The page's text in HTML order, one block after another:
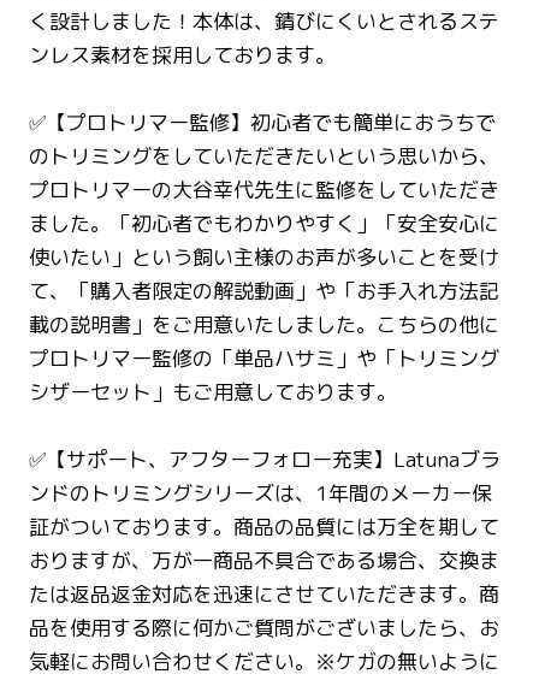
く設計しました！本体は、錆びにくいとされるステ
ンレス素材を採用しております。
✅【プロトリマー監修】初心者でも簡単におうちで
のトリミングをしていただきたいという思いから、
プロトリマーの大谷幸代先生に監修をしていただき
ました。「初心者でもわかりやすく」「安全安心に
使いたい」という飼い主様のお声が多いことを受け
て、「購入者限定の解説動画」や「お手入れ方法記
載の説明書」をご用意いたしました。こちらの他に
プロトリマー監修の「単品ハサミ」や「トリミング
シザーセット」もご用意しております。
✅【サポート、アフターフォロー充実】Latunaブラ
ンドのトリミングシリーズは、1年間のメーカー保
証がついております。商品の品質には万全を期して
おりますが、万が一商品不具合である場合、交換ま
たは返品返金対応を迅速にさせていただきます。商
品を使用する際に何かご質問がございましたら、お
気軽にお問い合わせください。※ケガの無いように